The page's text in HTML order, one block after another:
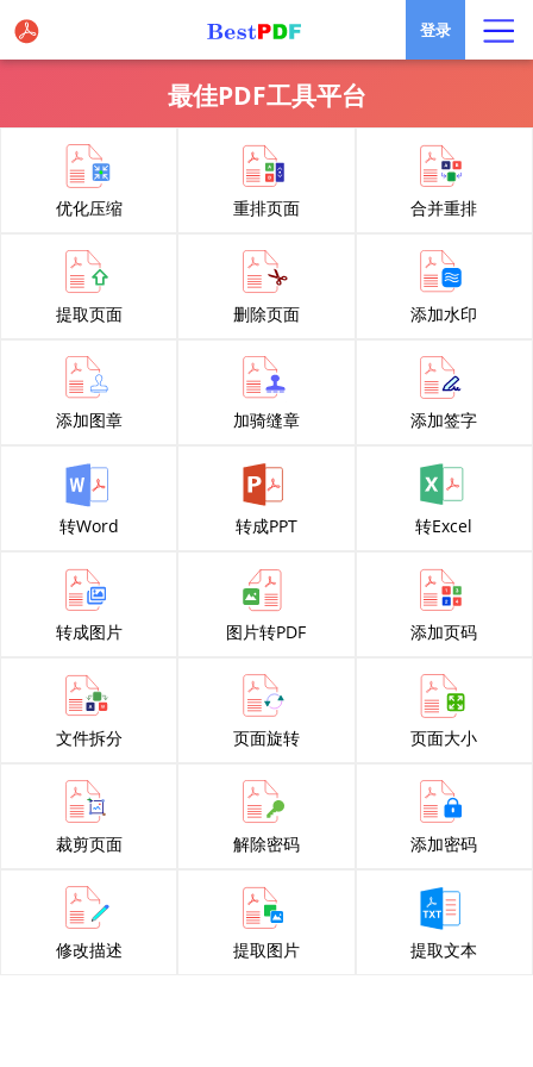
登录
最佳PDF工具平台
优化压缩 重排页面 合并重排
提取页面 删除页面 添加水印
添加图章 加骑缝章 添加签字
转Word 转成PPT 转Excel
转成图片 图片转PDF 添加页码
文件拆分 页面旋转 页面大小
裁剪页面 解除密码 添加密码
修改描述 提取图片 提取文本